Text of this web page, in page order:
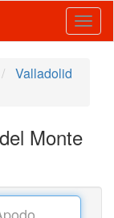
Valladolid
Monte